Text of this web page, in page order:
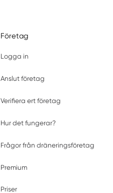
Företag
Logga in
Anslut företag
Verifiera ert företag
Hur det fungerar?
Frågor från dräneringsföretag
Premium
Priser